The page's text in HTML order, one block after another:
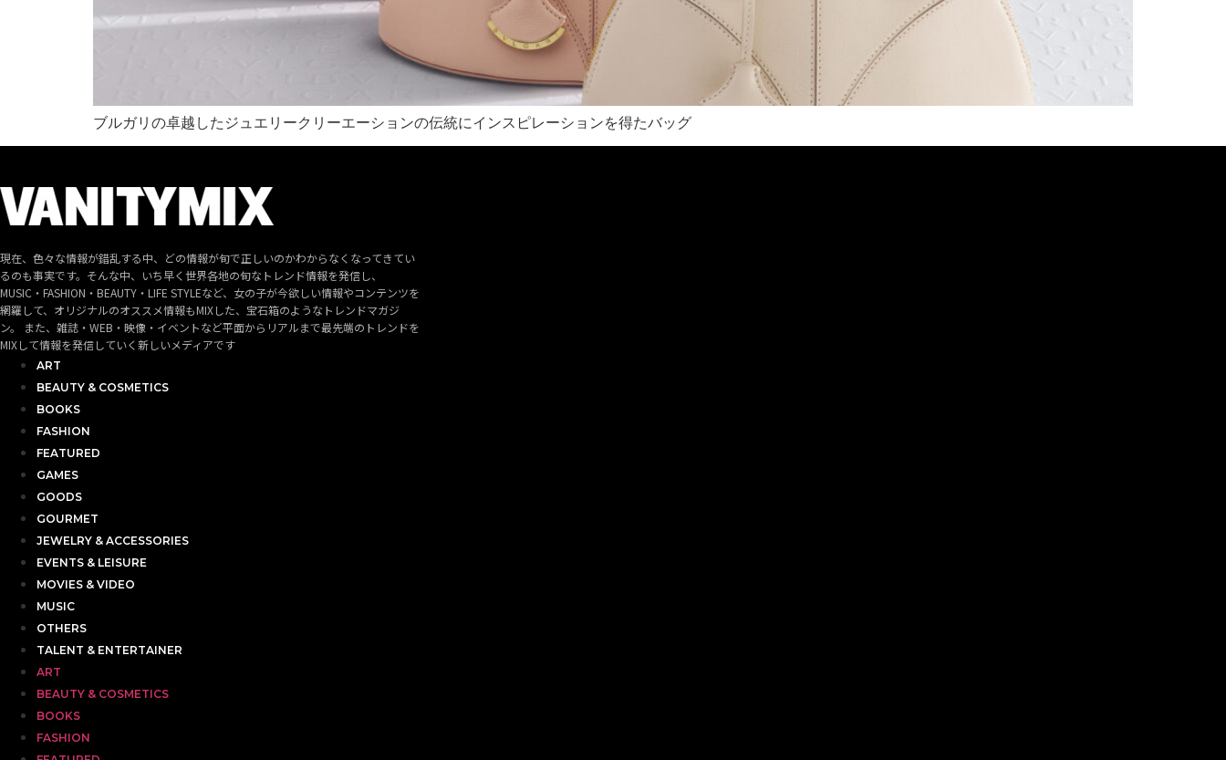
ブルガリの卓越したジュエリークリーエーションの伝統にインスピレーションを得たバッグ
現在、色々な情報が錯乱する中、どの情報が旬で正しいのかわからなくなってきてい
るのも事実です。そんな中、いち早く世界各地の旬なトレンド情報を発信し、
MUSIC・FASHION・BEAUTY・LIFE STYLEなど、女の子が今欲しい情報やコンテンツを
網羅して、オリジナルのオススメ情報もMIXした、宝石箱のようなトレンドマガジ
ン。 また、雑誌・WEB・映像・イベントなど平面からリアルまで最先端のトレンドを
MIXして情報を発信していく新しいメディアです
ART
BEAUTY & COSMETICS
BOOKS
FASHION
FEATURED
GAMES
GOODS
GOURMET
JEWELRY & ACCESSORIES
EVENTS & LEISURE
MOVIES & VIDEO
MUSIC
OTHERS
TALENT & ENTERTAINER
ART
BEAUTY & COSMETICS
BOOKS
FASHION